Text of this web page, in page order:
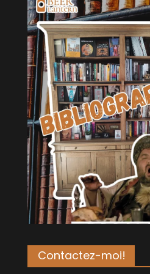
Contactez-moi!